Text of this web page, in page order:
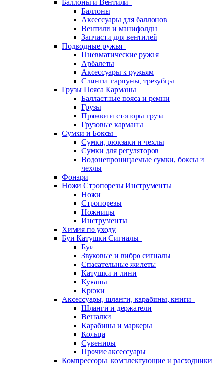
Баллоны и Вентили
Баллоны
Аксессуары для баллонов
Вентили и манифолды
Запчасти для вентилей
Подводные ружья
Пневматические ружья
Арбалеты
Аксессуары к ружьям
Слинги, гарпуны, трезубцы
Грузы Пояса Карманы
Балластные пояса и ремни
Грузы
Пряжки и стопоры груза
Грузовые карманы
Сумки и Боксы
Сумки, рюкзаки и чехлы
Сумки для регуляторов
Водонепроницаемые сумки, боксы и
чехлы
Фонари
Ножи Стропорезы Инструменты
Ножи
Стропорезы
Ножницы
Инструменты
Химия по уходу
Буи Катушки Сигналы
Буи
Звуковые и вибро сигналы
Спасательные жилеты
Катушки и лини
Куканы
Крюки
Аксессуары, шланги, карабины, книги
Шланги и держатели
Вешалки
Карабины и маркеры
Кольца
Сувениры
Прочие аксессуары
Компрессоры, комплектующие и расходники